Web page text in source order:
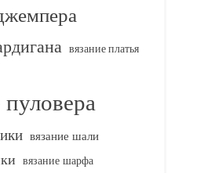
вязание платья
вязание шали
вязание шарфа